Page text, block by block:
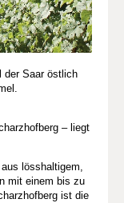
der Saar östlich
– liegt
lösshaltigem,
mit einem bis zu
ist die